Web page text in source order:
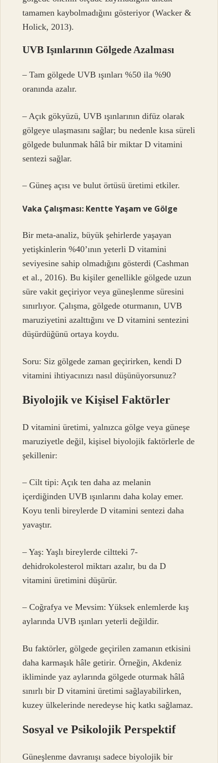
tamamen kaybolmadığını gösteriyor (Wacker &
Holick, 2013).
UVB Işınlarının Gölgede Azalması
– Tam gölgede UVB ışınları %50 ila %90
oranında azalır.
– Açık gökyüzü, UVB ışınlarının difüz olarak
gölgeye ulaşmasını sağlar; bu nedenle kısa süreli
gölgede bulunmak hâlâ bir miktar D vitamini
sentezi sağlar.
– Güneş açısı ve bulut örtüsü üretimi etkiler.
Vaka Çalışması: Kentte Yaşam ve Gölge
Bir meta-analiz, büyük şehirlerde yaşayan
yetişkinlerin %40’ının yeterli D vitamini
seviyesine sahip olmadığını gösterdi (Cashman
et al., 2016). Bu kişiler genellikle gölgede uzun
süre vakit geçiriyor veya güneşlenme süresini
sınırlıyor. Çalışma, gölgede oturmanın, UVB
maruziyetini azalttığını ve D vitamini sentezini
düşürdüğünü ortaya koydu.
Soru: Siz gölgede zaman geçirirken, kendi D
vitamini ihtiyacınızı nasıl düşünüyorsunuz?
Biyolojik ve Kişisel Faktörler
D vitamini üretimi, yalnızca gölge veya güneşe
maruziyetle değil, kişisel biyolojik faktörlerle de
şekillenir:
– Cilt tipi: Açık ten daha az melanin
içerdiğinden UVB ışınlarını daha kolay emer.
Koyu tenli bireylerde D vitamini sentezi daha
yavaştır.
– Yaş: Yaşlı bireylerde ciltteki 7-
dehidrokolesterol miktarı azalır, bu da D
vitamini üretimini düşürür.
– Coğrafya ve Mevsim: Yüksek enlemlerde kış
aylarında UVB ışınları yeterli değildir.
Bu faktörler, gölgede geçirilen zamanın etkisini
daha karmaşık hâle getirir. Örneğin, Akdeniz
ikliminde yaz aylarında gölgede oturmak hâlâ
sınırlı bir D vitamini üretimi sağlayabilirken,
kuzey ülkelerinde neredeyse hiç katkı sağlamaz.
Sosyal ve Psikolojik Perspektif
Güneşlenme davranışı sadece biyolojik bir